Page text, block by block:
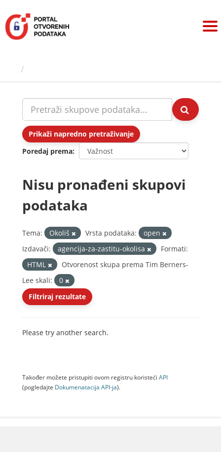
sadržaj
Prikaži napredno pretraživanje
Poredaj prema
Nisu pronađeni skupovi
podataka
Tema: Okoliš Vrsta podataka:
open
Izdavači:
agencija-za-zastitu-okolisa
Formati:
HTML
Otvorenost skupa prema Tim Berners-
Lee skali:
0
Filtriraj rezultate
Please try another search.
Također možete pristupiti ovom registru koristeći API
(pogledajte Dokumenаtаcijа API-jа).